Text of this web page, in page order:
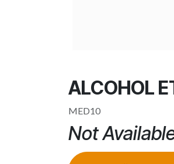
ALCOHOL
MED10
Not